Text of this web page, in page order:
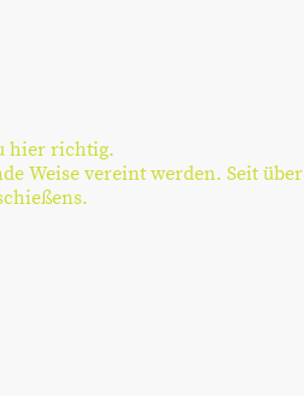
hier richtig.
Weise vereint werden. Seit über